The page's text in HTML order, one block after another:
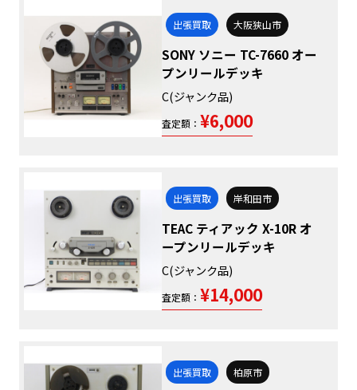
出張買取 大阪狭山市
SONY ソニー TC-7660 オー
プンリールデッキ
C(ジャンク品)
査定額： ¥6,000
出張買取 岸和田市
TEAC ティアック X-10R オ
ープンリールデッキ
C(ジャンク品)
査定額： ¥14,000
出張買取 柏原市